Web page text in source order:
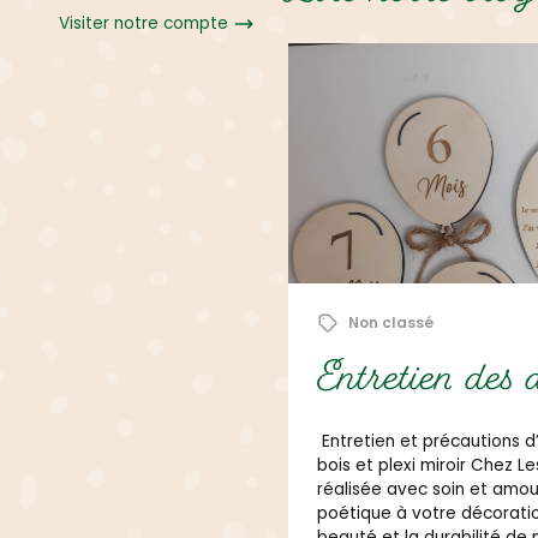
Visiter notre compte
Non classé
Juliana
déterminée
Juliana est aussi une
cœur.